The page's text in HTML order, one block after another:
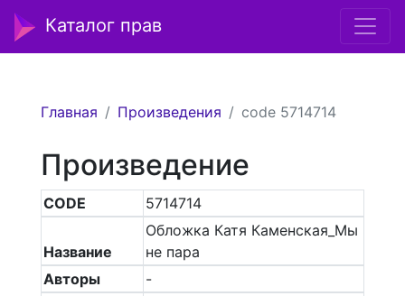
Каталог прав
Главная Произведения code 5714714
Произведение
CODE 5714714
Название
Обложка Катя Каменская_Мы
не пара
Авторы
-